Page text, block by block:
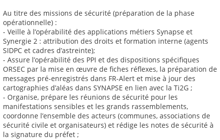
Au titre des missions de sécurité (préparation de la phase
opérationnelle) :
- Veille à l’opérabilité des applications métiers Synapse et
Synergie 2 : attribution des droits et formation interne (agents
SIDPC et cadres d’astreinte);
- Assure l’opérabilité des PPI et des dispositions spécifiques
ORSEC par la mise en œuvre de fiches réflexes, la préparation de
messages pré-enregistrés dans FR-Alert et mise à jour des
cartographies d’aléas dans SYNAPSE en lien avec la Ti2G ;
- Organise, prépare les réunions de sécurité pour les
manifestations sensibles et les grands rassemblements,
coordonne l’ensemble des acteurs (communes, associations de
sécurité civile et organisateurs) et rédige les notes de sécurité à
la signature du préfet ;